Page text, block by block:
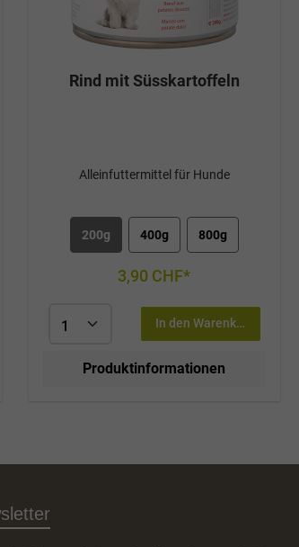
Rind mit Süsskartoffeln
Alleinfuttermittel für Hunde
200g 400g 800g
3,90 CHF*
In den Warenkorb
Produktinformationen